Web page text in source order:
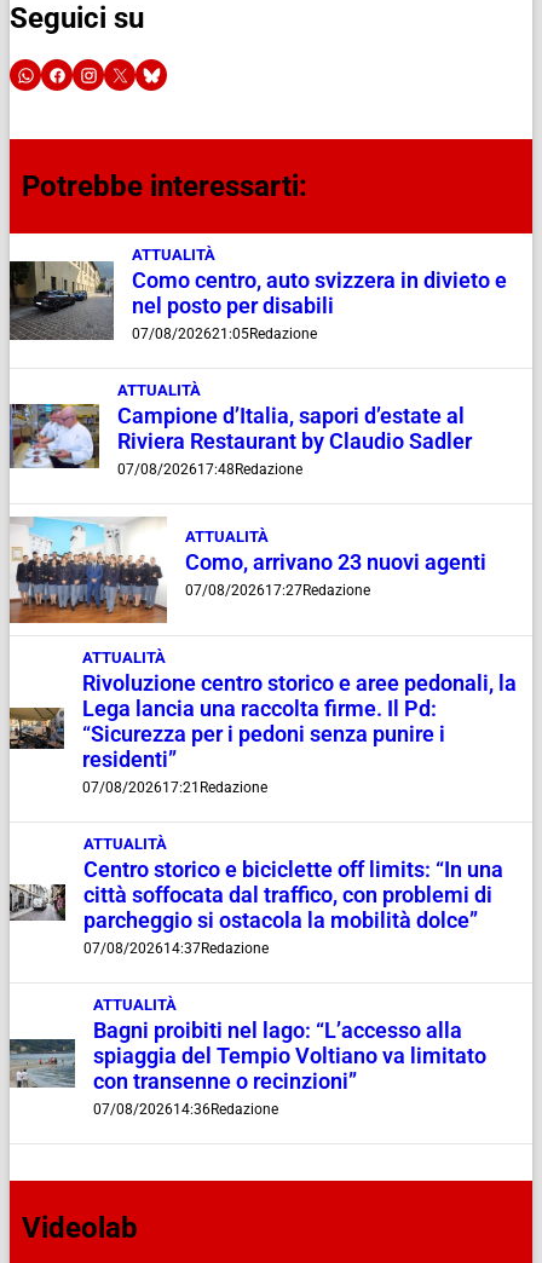
Seguici su
Potrebbe interessarti:
ATTUALITÀ
Como centro, auto svizzera in divieto e
nel posto per disabili
07/08/202621:05Redazione
ATTUALITÀ
Campione d’Italia, sapori d’estate al
Riviera Restaurant by Claudio Sadler
07/08/202617:48 Redazione
ATTUALITÀ
Como, arrivano 23 nuovi agenti
07/08/202617:27Redazione
ATTUALITÀ
Rivoluzione centro storico e aree pedonali, la
Lega lancia una raccolta firme. Il Pd:
“Sicurezza per i pedoni senza punire i
residenti”
07/08/202617:21 Redazione
ATTUALITÀ
Centro storico e biciclette off limits: “In una
città soffocata dal traffico, con problemi di
parcheggio si ostacola la mobilità dolce”
07/08/202614:37Redazione
ATTUALITÀ
Bagni proibiti nel lago: “L’accesso alla
spiaggia del Tempio Voltiano va limitato
con transenne o recinzioni”
07/08/202614:36Redazione
Videolab